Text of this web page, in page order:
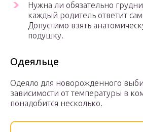
Нужна ли обязательно
каждый родитель ответит
Допустимо взять
подушку.
Одеяльце
Одеяло для новорожденного
зависимости от температуры в
понадобится несколько.